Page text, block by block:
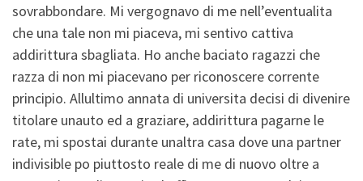
sovrabbondare. Mi vergognavo di me nell’eventualita
che una tale non mi piaceva, mi sentivo cattiva
addirittura sbagliata. Ho anche baciato ragazzi che
razza di non mi piacevano per riconoscere corrente
principio. Allultimo annata di universita decisi di divenire
titolare unauto ed a graziare, addirittura pagarne le
rate, mi spostai durante unaltra casa dove una partner
indivisible po piuttosto reale di me di nuovo oltre a